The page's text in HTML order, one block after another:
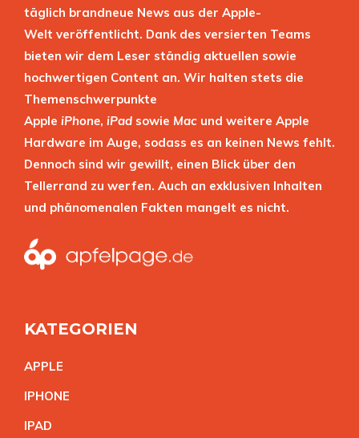
täglich brandneue News aus der Apple-
Welt veröffentlicht. Dank des versierten Teams
bieten wir dem Leser ständig aktuellen sowie
hochwertigen Content an. Wir halten stets die
Themenschwerpunkte
Apple iPhone, iPad sowie Mac und weitere Apple
Hardware im Auge, sodass es an keinen News fehlt.
Dennoch sind wir gewillt, einen Blick über den
Tellerrand zu werfen. Auch an exklusiven Inhalten
und phänomenalen Fakten mangelt es nicht.
KATEGORIEN
APPLE
IPHONE
IPAD